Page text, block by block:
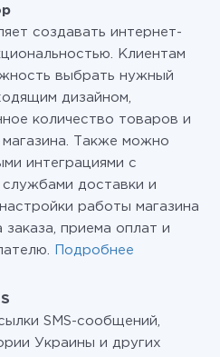
необходимости. Подробнее
создавать интернет-
Клиентам
выбрать нужный
дизайном,
количество товаров и
магазина. Также можно
интеграциями с
доставки и
работы магазина
приема оплат и
Подробнее
SMS-сообщений,
Украины и других